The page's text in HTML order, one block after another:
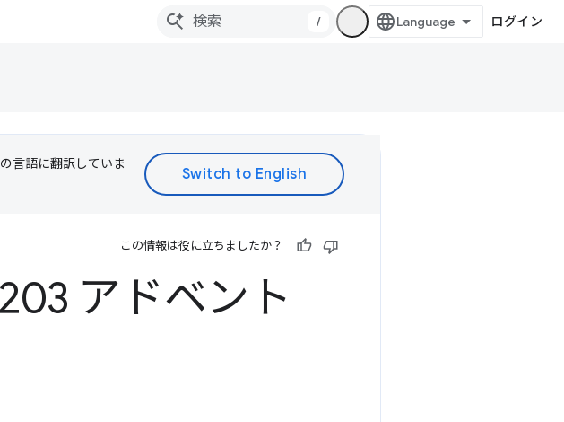
/ ログイン
言語に翻訳していま
この情報は役に立ちましたか？
アドベント